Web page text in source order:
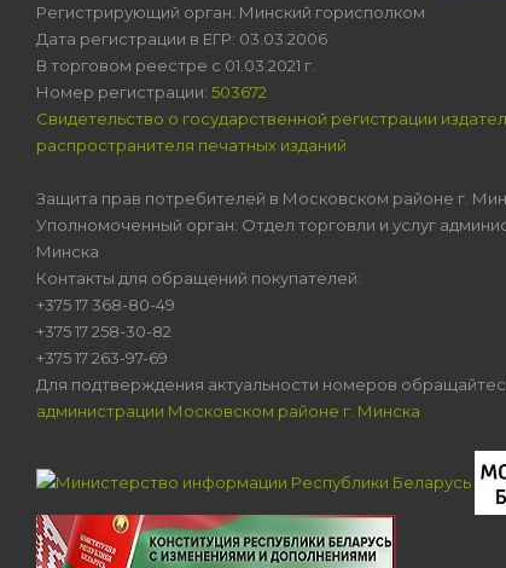
Регистрирующий орган: Минский горисполком
Дата регистрации в ЕГР: 03.03.2006
В торговом реестре с 01.03.2021 г.
Номер регистрации: 503672
Свидетельство о государственной регистрации
распространителя печатных изданий
Защита прав потребителей в Московском районе г.
Уполномоченный орган: Отдел торговли и услуг
Минска
Контакты для обращений покупателей:
+375 17 368-80-49
+375 17 258-30-82
+375 17 263-97-69
Для подтверждения актуальности номеров
администрации Московском районе г. Минска